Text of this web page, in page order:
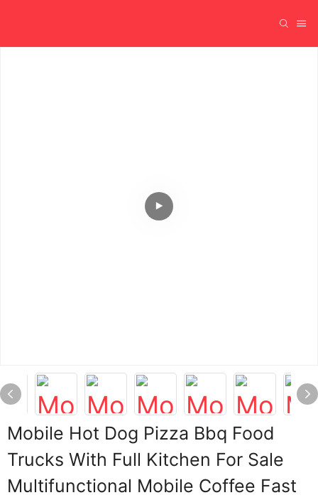
Mobile Hot Dog Pizza Bbq Food
Trucks With Full Kitchen For Sale
Multifunctional Mobile Coffee Fast